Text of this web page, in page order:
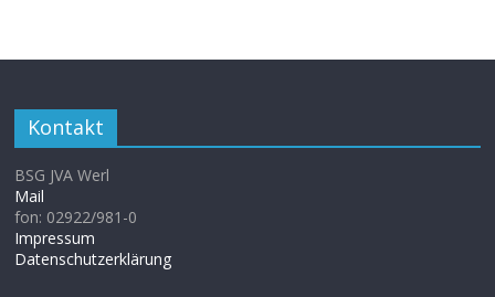
Kontakt
BSG JVA Werl
Mail
fon: 02922/981-0
Impressum
Datenschutzerklärung